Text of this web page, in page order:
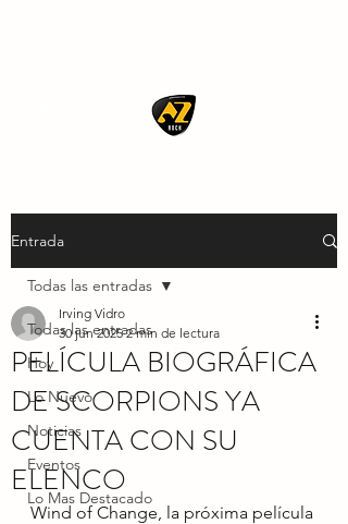
Entrada
Todas las entradas
Hoy
Lo Nuevo
Noticias
Eventos
Lo Mas Destacado
Todas las entradas
PELÍCULA BIOGRÁFICA
DE SCORPIONS YA
CUENTA CON SU
ELENCO
Irving Vidro
30 jun 2025 2 min de lectura
Wind of Change, la próxima película